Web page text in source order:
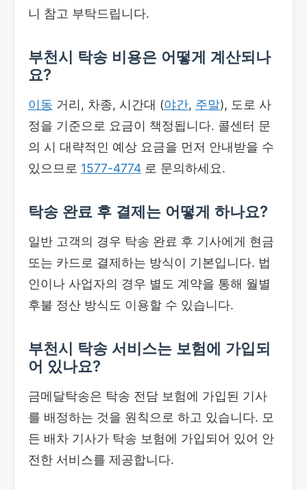
니 참고 부탁드립니다.
부천시 탁송 비용은 어떻게 계산되나
요?
이동 거리, 차종, 시간대 (야간, 주말), 도로 사
정을 기준으로 요금이 책정됩니다. 콜센터 문
의 시 대략적인 예상 요금을 먼저 안내받을 수
있으므로 1577-4774 로 문의하세요.
탁송 완료 후 결제는 어떻게 하나요?
일반 고객의 경우 탁송 완료 후 기사에게 현금
또는 카드로 결제하는 방식이 기본입니다. 법
인이나 사업자의 경우 별도 계약을 통해 월별
후불 정산 방식도 이용할 수 있습니다.
부천시 탁송 서비스는 보험에 가입되
어 있나요?
금메달탁송은 탁송 전담 보험에 가입된 기사
를 배정하는 것을 원칙으로 하고 있습니다. 모
든 배차 기사가 탁송 보험에 가입되어 있어 안
전한 서비스를 제공합니다.